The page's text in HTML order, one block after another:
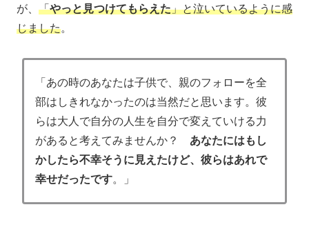
が、 「やっと見つけてもらえた」と泣いているように感
じました。
「あの時のあなたは子供で、親のフォローを全
部はしきれなかったのは当然だと思います。彼
らは大人で自分の人生を自分で変えていける力
があると考えてみませんか？ あなたにはもし
かしたら不幸そうに見えたけど、彼らはあれで
幸せだったです。」